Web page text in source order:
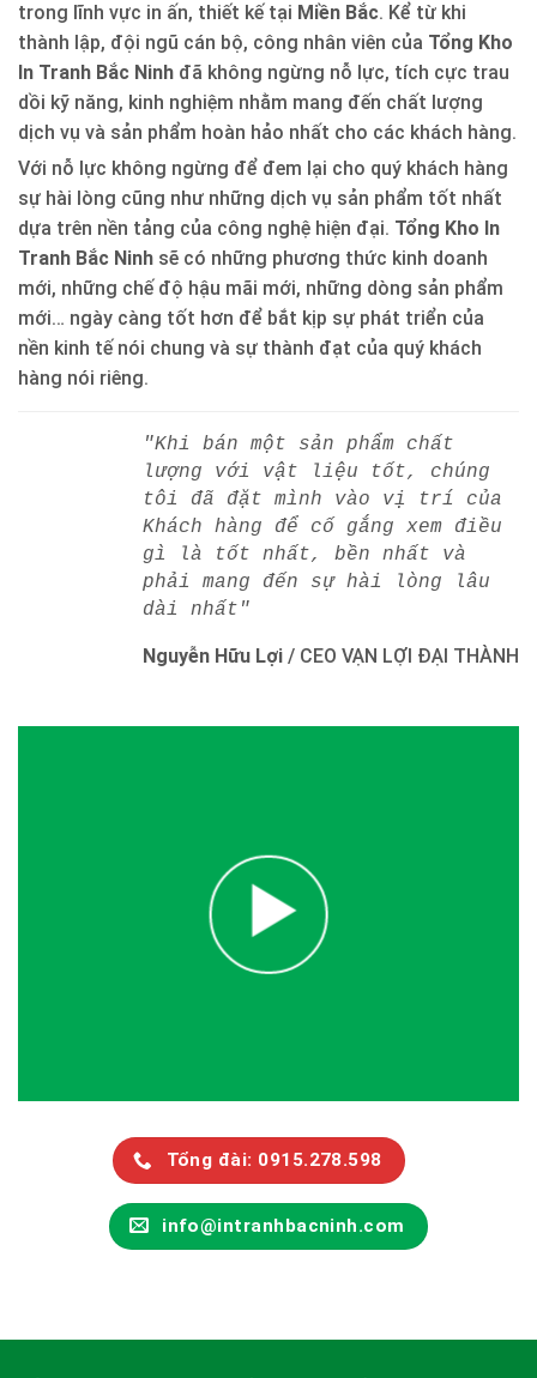
trong lĩnh vực in ấn, thiết kế tại Miền Bắc. Kể từ khi
thành lập, đội ngũ cán bộ, công nhân viên của Tổng Kho
In Tranh Bắc Ninh đã không ngừng nỗ lực, tích cực trau
dồi kỹ năng, kinh nghiệm nhằm mang đến chất lượng
dịch vụ và sản phẩm hoàn hảo nhất cho các khách hàng.
Với nỗ lực không ngừng để đem lại cho quý khách hàng
sự hài lòng cũng như những dịch vụ sản phẩm tốt nhất
dựa trên nền tảng của công nghệ hiện đại. Tổng Kho In
Tranh Bắc Ninh sẽ có những phương thức kinh doanh
mới, những chế độ hậu mãi mới, những dòng sản phẩm
mới… ngày càng tốt hơn để bắt kịp sự phát triển của
nền kinh tế nói chung và sự thành đạt của quý khách
hàng nói riêng.
"Khi bán một sản phẩm chất
lượng với vật liệu tốt, chúng
tôi đã đặt mình vào vị trí của
Khách hàng để cố gắng xem điều
gì là tốt nhất, bền nhất và
phải mang đến sự hài lòng lâu
dài nhất"
Nguyễn Hữu Lợi / CEO VẠN LỢI ĐẠI THÀNH
Tổng đài: 0915.278.598
info@intranhbacninh.com